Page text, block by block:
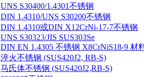
UNS S30400/1.4301不锈钢
DIN 1.4310/UNS S30200不锈钢
DIN 1.4310或DIN X12CrNi-17-7不锈钢
UNS S30323/JIS SUS303Se
DIN EN 1.4305 不锈钢 X8CrNiS18-9 材
淬火不锈钢 (SUS420J2, RB-S)
马氏体不锈钢 (SUS420J2,RB-S)